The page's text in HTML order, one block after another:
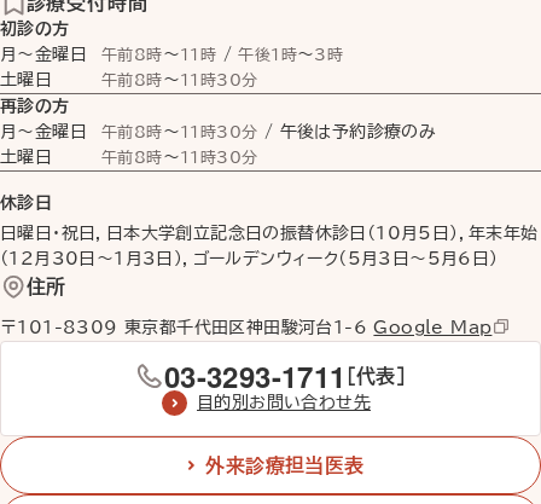
初診の方
月〜金曜日
午前8時〜11時 /午後1時〜3時
土曜日 午前8時〜11時30分
再診の方
月〜金曜日
午前8時〜11時30分 / 午後は予約診療のみ
土曜日
午前8時〜11時30分
休診日
日曜日・祝日，日本大学創立記念日の振替休診日（10月5日），年末年始
（12月30日〜1月3日），ゴールデンウィーク（5月3日〜5月6日）
住所
〒101-8309 東京都千代田区神田駿河台1-6Google Map
03-3293-1711 ［代表］
目的別お問い合わせ先
外来診療担当医表